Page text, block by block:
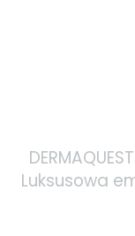
Luksusowa